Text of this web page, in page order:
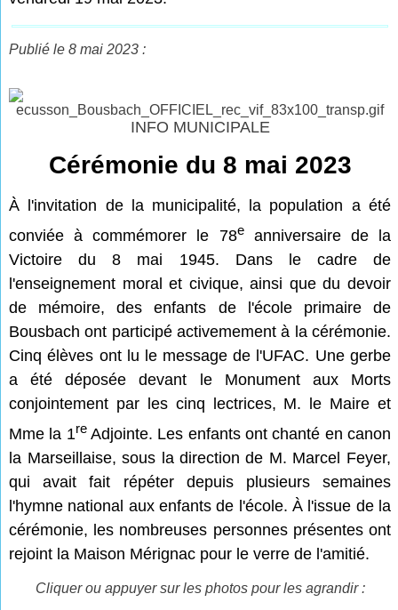
Publié le 8 mai 2023 :
INFO MUNICIPALE
Cérémonie du 8 mai 2023
À l'invitation de la municipalité, la population a été
conviée à commémorer le 78eanniversaire de la
Victoire du 8 mai 1945. Dans le cadre de
l'enseignement moral et civique, ainsi que du devoir
de mémoire, des enfants de l'école primaire de
Bousbach ont participé activemement à la cérémonie.
Cinq élèves ont lu le message de l'UFAC. Une gerbe
a été déposée devant le Monument aux Morts
conjointement par les cinq lectrices, M. le Maire et
Mme la 1reAdjointe. Les enfants ont chanté en canon
la Marseillaise, sous la direction de M. Marcel Feyer,
qui avait fait répéter depuis plusieurs semaines
l'hymne national aux enfants de l'école. À l'issue de la
cérémonie, les nombreuses personnes présentes ont
rejoint la Maison Mérignac pour le verre de l'amitié.
Cliquer ou appuyer sur les photos pour les agrandir :